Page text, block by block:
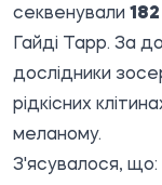
секвенували 182
Гайді Тарр. За
дослідники
рідкісних
меланому.
З'ясувалося, що: